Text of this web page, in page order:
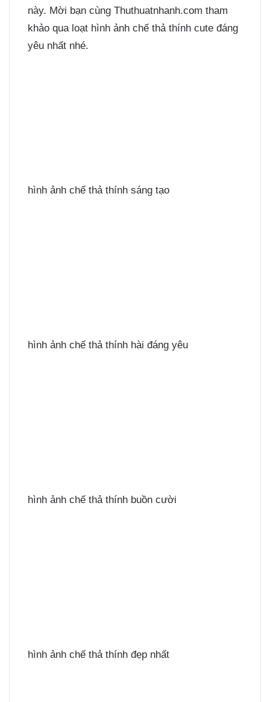
này. Mời bạn cùng Thuthuatnhanh.com tham
khảo qua loạt hình ảnh chế thả thính cute đáng
yêu nhất nhé.
hình ảnh chế thả thính sáng tạo
hình ảnh chế thả thính hài đáng yêu
hình ảnh chế thả thính buồn cười
hình ảnh chế thả thính đẹp nhất